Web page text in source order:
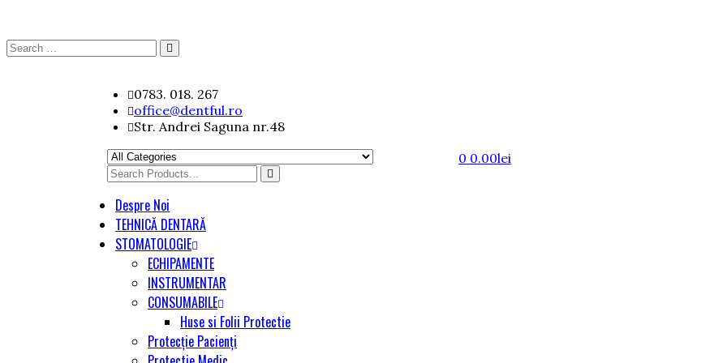
Search
0783. 018. 267
office@dentful.ro
Str. Andrei Saguna nr.48
Search
0 0.00lei
Despre Noi
TEHNICĂ DENTARĂ
STOMATOLOGIE
ECHIPAMENTE
INSTRUMENTAR
CONSUMABILE
Huse si Folii Protectie
Protecție Pacienți